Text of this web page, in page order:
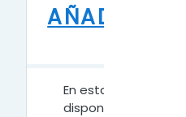
AÑADIR
En esta sección
disponibles para